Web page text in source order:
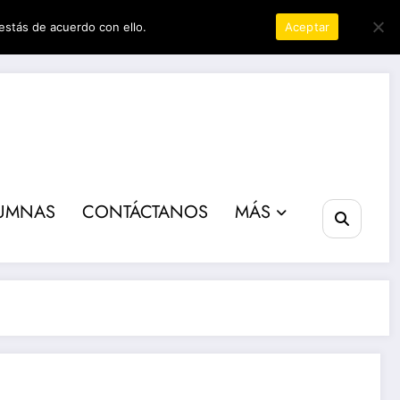
CONTÁCTANOS MÁS
de acuerdo con ello. Aceptar